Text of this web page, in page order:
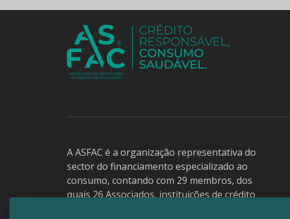
A ASFAC é a organização representativa do
sector do financiamento especializado ao
consumo, contando com 29 membros, dos
quais 26 Associados, instituições de crédito